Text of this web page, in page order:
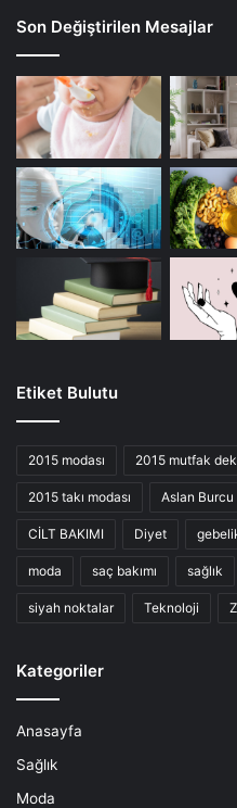
Son Değiştirilen Mesajlar
Etiket Bulutu
2015 modası 2015 mutfak
2015 takı modası Aslan Burcu
CİLT BAKIMI Diyet
moda saç bakımı sağlık
siyah noktalar Teknoloji
Kategoriler
Anasayfa
Sağlık
Moda